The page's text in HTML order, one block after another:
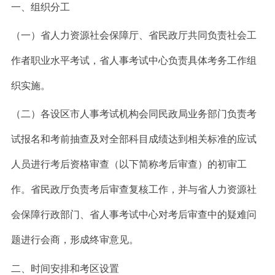
一、组织分工
（一）省人力资源社会保障厅、省民政厅共同负责社会工
作者职业水平考试，省人事考试中心负责具体考务工作组
织实施。
（二）各设区市人事考试机构会同民政局业务部门负责考
试报名和考前抽查及对全部科目成绩达到相关标准的应试
人员进行考后资格审查（以下简称考后审查）的初审工
作。省民政厅负责考后审查复核工作，并与省人力资源社
会保障行政部门、省人事考试中心对考后审查中的疑难问
题进行会商，形成终审意见。
二、时间安排和考区设置